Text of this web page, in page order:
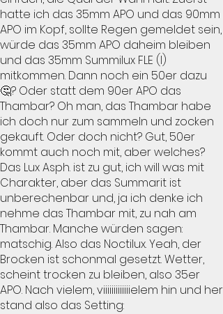
hatte ich das 35mm APO und das 90mm
APO im Kopf, sollte Regen gemeldet sein,
würde das 35mm APO daheim bleiben
und das 35mm Summilux FLE (I)
mitkommen. Dann noch ein 50er dazu
🤔? Oder statt dem 90er APO das
Thambar? Oh man, das Thambar habe
ich doch nur zum sammeln und zocken
gekauft. Oder doch nicht? Gut, 50er
kommt auch noch mit, aber welches?
Das Lux Asph. ist zu gut, ich will was mit
Charakter, aber das Summarit ist
unberechenbar und, ja ich denke ich
nehme das Thambar mit, zu nah am
Thambar. Manche würden sagen:
matschig. Also das Noctilux. Yeah, der
Brocken ist schonmal gesetzt. Wetter,
scheint trocken zu bleiben, also 35er
APO. Nach vielem, viiiiiiiiiiiiielem hin und her
stand also das Setting: